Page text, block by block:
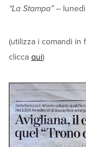
“La Stampa”– lunedì
(utilizza i comandi in
clicca qui)